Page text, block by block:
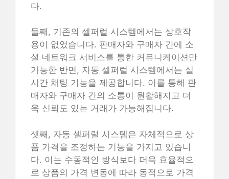
다.
둘째, 기존의 셀퍼럴 시스템에서는 상호작
용이 없었습니다. 판매자와 구매자 간에 소
셜 네트워크 서비스를 통한 커뮤니케이션만
가능한 반면, 자동 셀퍼럴 시스템에서는 실
시간 채팅 기능을 제공합니다. 이를 통해 판
매자와 구매자 간의 소통이 원활해지고 더
욱 신뢰도 있는 거래가 가능해집니다.
셋째, 자동 셀퍼럴 시스템은 자체적으로 상
품 가격을 조정하는 기능을 가지고 있습니
다. 이는 수동적인 방식보다 더욱 효율적으
로 상품의 가격 변동에 따라 동적으로 가격